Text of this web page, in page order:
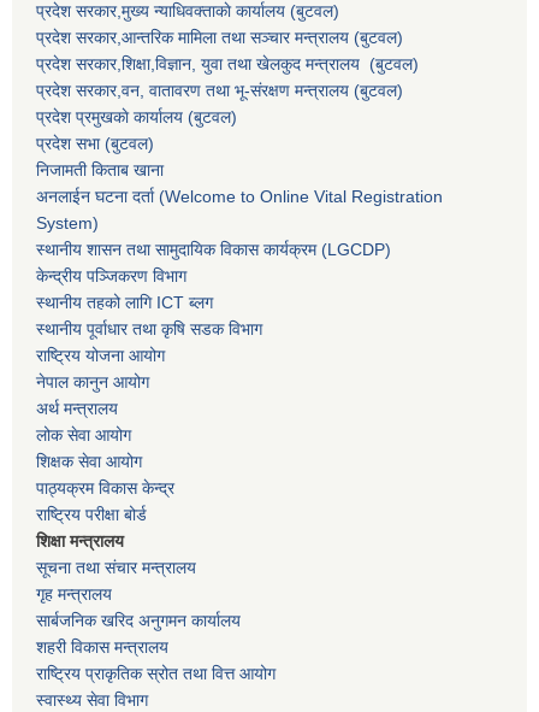
प्रदेश सरकार,मुख्य न्याधिवक्ताकाे कार्यालय (बुटवल)
प्रदेश सरकार,आन्तरिक मामिला तथा सञ्चार मन्त्रालय (बुटवल)
प्रदेश सरकार,शिक्षा,विज्ञान, युवा तथा खेलकुद मन्त्रालय (बुटवल)
प्रदेश सरकार,वन, वातावरण तथा भू-संरक्षण मन्त्रालय (बुटवल)
प्रदेश प्रमुखकाे कार्यालय (बुटवल)
प्रदेश सभा (बुटवल)
निजामती किताब खाना
अनलाईन घटना दर्ता (Welcome to Online Vital Registration
System)
स्थानीय शासन तथा सामुदायिक विकास कार्यक्रम (LGCDP)
केन्द्रीय पञ्जिकरण विभाग
स्थानीय तहको लागि ICT ब्लग
स्थानीय पूर्वाधार तथा कृषि सडक विभाग
राष्ट्रिय योजना आयोग
नेपाल कानुन आयोग
अर्थ मन्त्रालय
लोक सेवा आयोग
शिक्षक सेवा आयोग
पाठ्यक्रम विकास केन्द्र
राष्ट्रिय परीक्षा बोर्ड
शिक्षा मन्त्रालय
सूचना तथा संचार मन्त्रालय
गृह मन्त्रालय
सार्बजनिक खरिद अनुगमन कार्यालय
शहरी विकास मन्त्रालय
राष्ट्रिय प्राकृतिक स्रोत तथा वित्त आयोग
स्वास्थ्य सेवा विभाग